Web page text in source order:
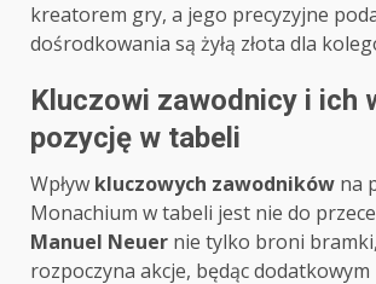
kreatorem gry, a jego precyzyjne
dośrodkowania są żyłą złota dla
Kluczowi zawodnicy i ich
pozycję w tabeli
Wpływ kluczowych zawodników na
Monachium w tabeli jest nie do
Manuel Neuer nie tylko broni
rozpoczyna akcje, będąc dodatkowym